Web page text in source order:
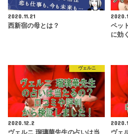
2020.11.21
西新宿の母とは？
ペッ
に効
ヴェルニ
2020.12.2
ヴェルニ 瑠璃華先生の占いは当
ヴェ